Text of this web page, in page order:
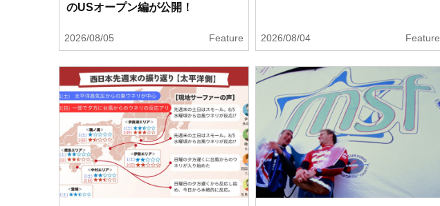
のUSオープン編が公開！
2026/08/05 Feature 2026/08/04 Feature